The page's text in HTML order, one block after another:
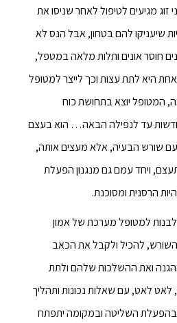
זוג מגיעים לטיפול לאחר שניסו את
שיעניקו להם בטחון, אבל הנס לא
חוסר אונים ותלות מלאה במטפל,
היא לתת עצות וכך לייצר למטופל
המטופל יוצא בתחושת כוח
עד לנפילה הבאה… הוא בעצם
שורש הבעיה, אלא מעצים אותה,
ויחד עמם גם מנגנון הפעלת
הרסנית ומסוכנת.
לבנות למטופל מערכת של אמון
להכיל ולקבל את הכאב
ואת ההשלכות שלהם ולתת
לאט לאט, עם שאלות נכונות ותהליך
בהפעלת השליטה ובמקומה יתפתח